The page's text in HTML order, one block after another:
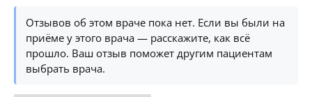
Отзывов об этом враче пока нет. Если вы были на
приёме у этого врача — расскажите, как всё
прошло. Ваш отзыв поможет другим пациентам
выбрать врача.